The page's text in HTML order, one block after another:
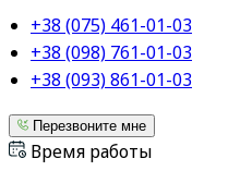
+38 (075) 461-01-03
+38 (098) 761-01-03
+38 (093) 861-01-03
Перезвоните мне
Время работы